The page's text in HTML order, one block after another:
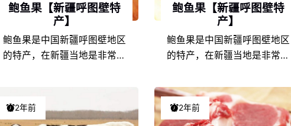
鲍鱼果【新疆呼图壁特
产】
鲍鱼果是中国新疆呼图壁地区
的特产，在新疆当地是非常具
和饮食文化的不同，以及地方
风土人情的差异，使得鲍鱼果
鲍鱼果【新疆呼图壁特
产】
鲍鱼果是中国新疆呼图壁地区
的特产，在新疆当地是非常具
于新疆呼图壁的地理环境条件
和饮食文化的不同，以及地方
风土人情的差异，使得鲍鱼果
2年前 2年前